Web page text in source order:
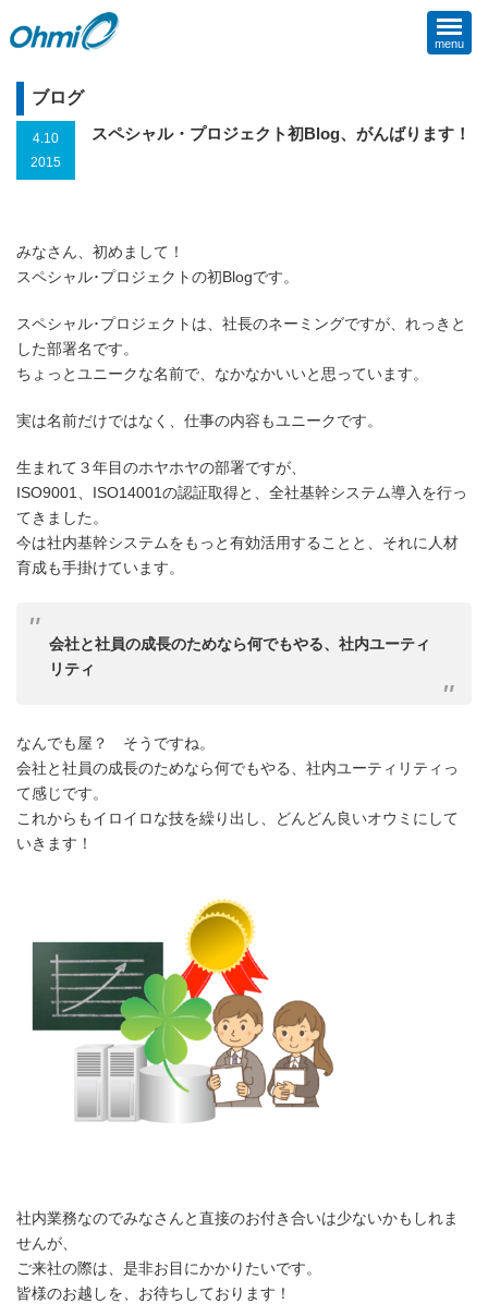
menu
ブログ
4.10
2015
スペシャル・プロジェクト初Blog、がんばります！
みなさん、初めまして！
スペシャル･プロジェクトの初Blogです。
スペシャル･プロジェクトは、社長のネーミングですが、れっきと
した部署名です。
ちょっとユニークな名前で、なかなかいいと思っています。
実は名前だけではなく、仕事の内容もユニークです。
生まれて３年目のホヤホヤの部署ですが、
ISO9001、ISO14001の認証取得と、全社基幹システム導入を行っ
てきました。
今は社内基幹システムをもっと有効活用することと、それに人材
育成も手掛けています。
会社と社員の成長のためなら何でもやる、社内ユーティ
リティ
なんでも屋？ そうですね。
会社と社員の成長のためなら何でもやる、社内ユーティリティっ
て感じです。
これからもイロイロな技を繰り出し、どんどん良いオウミにして
いきます！
社内業務なのでみなさんと直接のお付き合いは少ないかもしれま
せんが、
ご来社の際は、是非お目にかかりたいです。
皆様のお越しを、お待ちしております！